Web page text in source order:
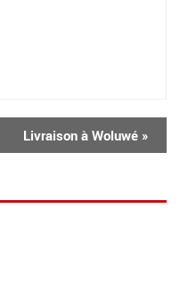
Livraison à Woluwé »